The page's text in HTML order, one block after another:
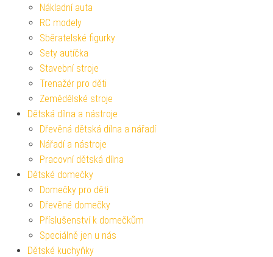
Nákladní auta
RC modely
Sběratelské figurky
Sety autíčka
Stavební stroje
Trenažér pro děti
Zemědělské stroje
Dětská dílna a nástroje
Dřevěná dětská dílna a nářadí
Nářadí a nástroje
Pracovní dětská dílna
Dětské domečky
Domečky pro děti
Dřevěné domečky
Příslušenství k domečkům
Speciálně jen u nás
Dětské kuchyňky